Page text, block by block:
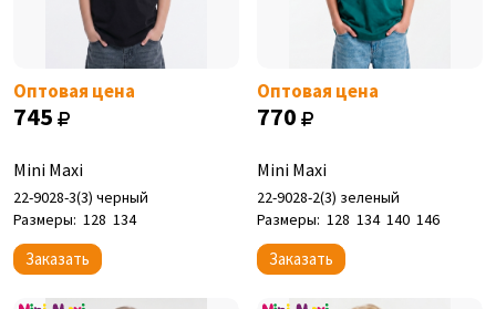
Оптовая цена
745
Mini Maxi
22-9028-3(3) черный
Размеры: 128 134
Заказать
Оптовая цена
770
Mini Maxi
22-9028-2(3) зеленый
Размеры: 128 134 140 146
Заказать